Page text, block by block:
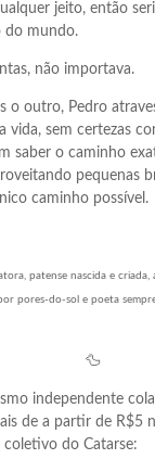
jeito, então
do mundo.
não importava.
o outro, Pedro
vida, sem certezas
saber o caminho
pequenas
caminho possível.
patense nascida e
pores-do-sol e poeta
🦆
independente
de a partir de R$5
do Catarse: